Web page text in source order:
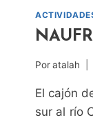
Poratalah
El cajón
sur al río